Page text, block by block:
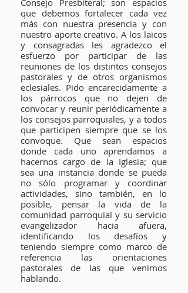
Consejo Presbiteral; son espacios
que debemos fortalecer cada vez
más con nuestra presencia y con
nuestro aporte creativo. A los laicos
y consagradas les agradezco el
esfuerzo por participar de las
reuniones de los distintos consejos
pastorales y de otros organismos
eclesiales. Pido encarecidamente a
los párrocos que no dejen de
convocar y reunir periódicamente a
los consejos parroquiales, y a todos
que participen siempre que se los
convoque. Que sean espacios
donde cada uno aprendamos a
hacernos cargo de la Iglesia; que
sea una instancia donde se pueda
no sólo programar y coordinar
actividades, sino también, en lo
posible, pensar la vida de la
comunidad parroquial y su servicio
evangelizador hacia afuera,
identificando los desafíos y
teniendo siempre como marco de
referencia las orientaciones
pastorales de las que venimos
hablando.